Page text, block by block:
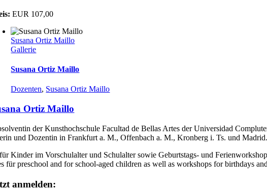
EUR 107,00
Susana Ortiz Maillo
Gallerie
Susana Ortiz Maillo
Dozenten, Susana Ortiz Maillo
Ortiz Maillo
der Kunsthochschule Facultad de Bellas Artes der Universidad
und Dozentin in Frankfurt a. M., Offenbach a. M., Kronberg i. Ts. und
Kinder im Vorschulalter und Schulalter sowie Geburtstags- und
für preschool and for school-aged children as well as workshops for birthdays
anmelden: